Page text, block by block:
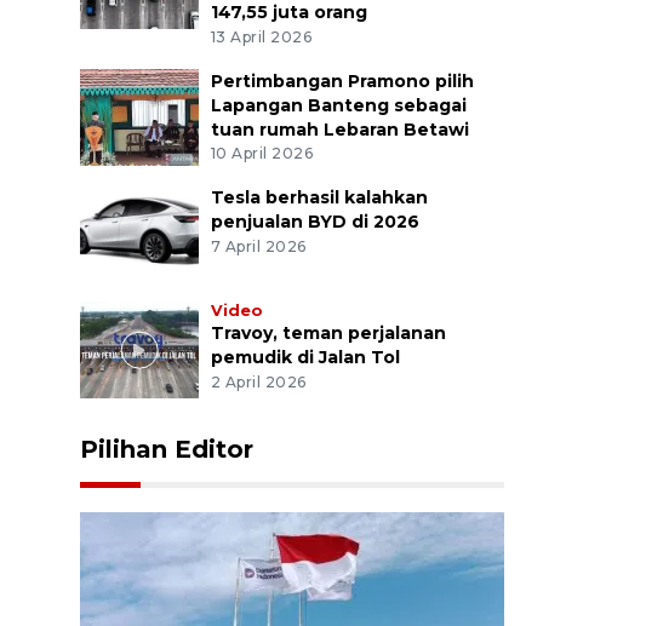
147,55 juta orang
13 April 2026
Pertimbangan Pramono pilih
Lapangan Banteng sebagai
tuan rumah Lebaran Betawi
10 April 2026
Tesla berhasil kalahkan
penjualan BYD di 2026
7 April 2026
Video
Travoy, teman perjalanan
pemudik di Jalan Tol
2 April 2026
Pilihan Editor